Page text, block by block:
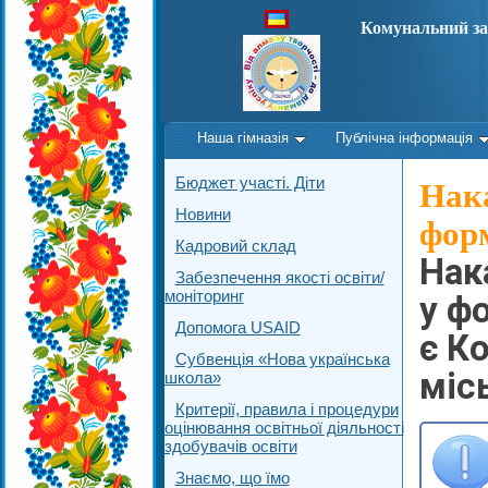
Комунальний
Наша гімназія Публічна інформація
Бюджет участі. Діти
Новини
Кадровий склад
Забезпечення якості освіти/
моніторинг
Допомога USAID
Субвенція «Нова українська
школа»
Критерії, правила і процедури
оцінювання освітньої діяльності
здобувачів освіти
Знаємо, що їмо
у
є